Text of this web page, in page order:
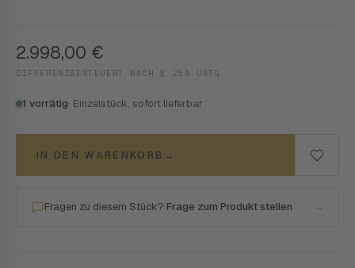
2.998,00 €
DIFFERENZBESTEUERT NACH § 25A USTG.
1 vorrätig· Einzelstück, sofort lieferbar
IN DEN WARENKORB →
Fragen zu diesem Stück? Frage zum Produkt stellen →